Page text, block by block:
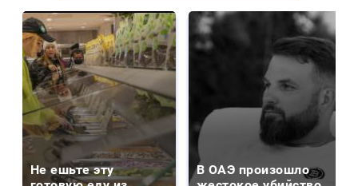
Не ешьте эту
В ОАЭ произошло